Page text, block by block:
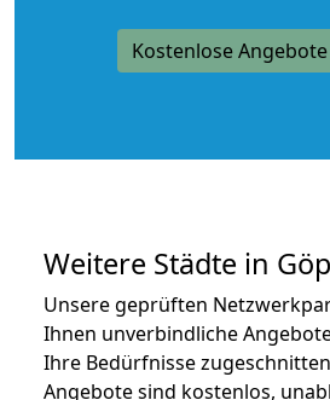
Kostenlose
Weitere Städte in
Unsere geprüften
Ihnen unverbindliche
Ihre Bedürfnisse
Angebote sind kostenlos,